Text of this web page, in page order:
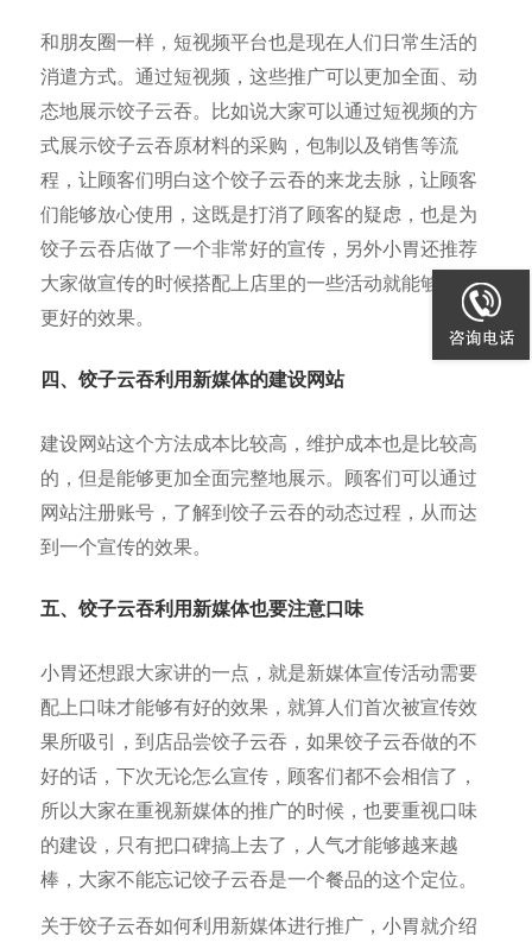
和朋友圈一样，短视频平台也是现在人们日常生活的
消遣方式。通过短视频，这些推广可以更加全面、动
态地展示饺子云吞。比如说大家可以通过短视频的方
式展示饺子云吞原材料的采购，包制以及销售等流
程，让顾客们明白这个饺子云吞的来龙去脉，让顾客
们能够放心使用，这既是打消了顾客的疑虑，也是为
饺子云吞店做了一个非常好的宣传，另外小胃还推荐
大家做宣传的时候搭配上店里的一些活动就能够达到
更好的效果。
四、饺子云吞利用新媒体的建设网站
建设网站这个方法成本比较高，维护成本也是比较高
的，但是能够更加全面完整地展示。顾客们可以通过
网站注册账号，了解到饺子云吞的动态过程，从而达
到一个宣传的效果。
五、饺子云吞利用新媒体也要注意口味
小胃还想跟大家讲的一点，就是新媒体宣传活动需要
配上口味才能够有好的效果，就算人们首次被宣传效
果所吸引，到店品尝饺子云吞，如果饺子云吞做的不
好的话，下次无论怎么宣传，顾客们都不会相信了，
所以大家在重视新媒体的推广的时候，也要重视口味
的建设，只有把口碑搞上去了，人气才能够越来越
棒，大家不能忘记饺子云吞是一个餐品的这个定位。
关于饺子云吞如何利用新媒体进行推广，小胃就介绍